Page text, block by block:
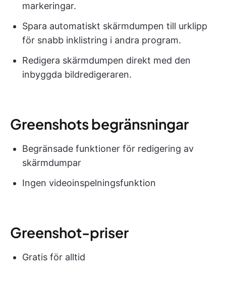
markeringar.
Spara automatiskt skärmdumpen till urklipp
för snabb inklistring i andra program.
Redigera skärmdumpen direkt med den
inbyggda bildredigeraren.
Greenshots begränsningar
Begränsade funktioner för redigering av
skärmdumpar
Ingen videoinspelningsfunktion
Greenshot-priser
Gratis för alltid